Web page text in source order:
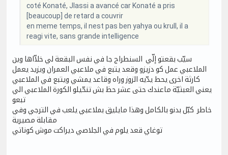
coté Konaté, Jlassi a avancé car Konaté a pris
[beaucoup] de retard a couvrir
en meme temps, il nest pas ben yahya ou krull, il a
reagi vite, sans grande intelligence
سيّب بقعتو إلّي السنطراج جا في نفس البقعة لي خلاّاها وين
الملاعبي عمل كو دزيزو وقعد يتبع في ملاعبي العمران ويزيد يعمل
كارثة اخرى يحط يدّيه الزوز وراه وقاعد يمشي ويتبع في الملاعبي
يعني العبثيّة ماعندك حتى عشر حظ بش تنحّيلو الكورة الملاعبي الي
تبعو
خاطر كبّل بدنو بالكامل وهذا مايليق بملاعبي يلعب في الترجي وفي
مقابلة مصيرية
توغاي قعد يلوم في الجلاصي ديراكت موش كوناتي